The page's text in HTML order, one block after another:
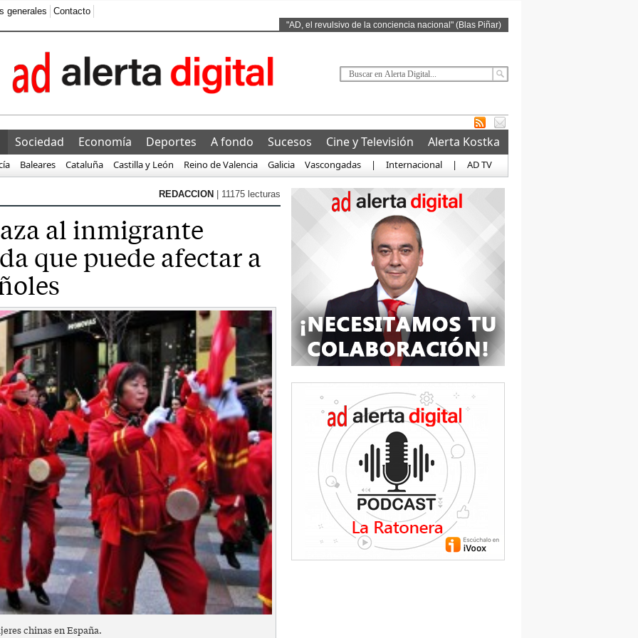
generales Contacto
"AD, el revulsivo de la conciencia nacional" (Blas Piñar)
Sociedad Economía Deportes A fondo Sucesos Cine y Televisión Alerta Kostka
Baleares Cataluña Castilla y León Reino de Valencia Galicia Vascongadas | Internacional | AD TV
REDACCION | 11175 lecturas
al inmigrante
que puede afectar a
chinas en España.